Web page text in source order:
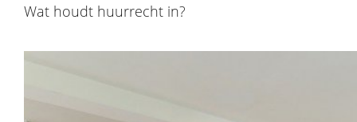
Wat houdt huurrecht in?